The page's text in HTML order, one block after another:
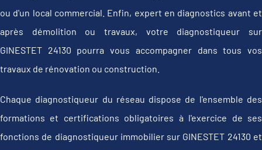
ou d'un local commercial. Enfin, expert en diagnostics avant et
après démolition ou travaux, votre diagnostiqueur sur
GINESTET 24130 pourra vous accompagner dans tous vos
travaux de rénovation ou construction.
Chaque diagnostiqueur du réseau dispose de l'ensemble des
formations et certifications obligatoires à l'exercice de ses
fonctions de diagnostiqueur immobilier sur GINESTET 24130 et